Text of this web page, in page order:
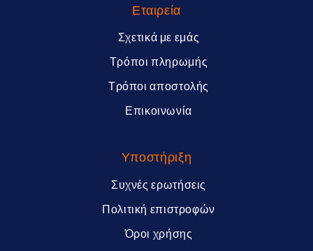
Εταιρεία
Σχετικά με εμάς
Τρόποι πληρωμής
Τρόποι αποστολής
Επικοινωνία
Υποστήριξη
Συχνές ερωτήσεις
Πολιτική επιστροφών
Όροι χρήσης